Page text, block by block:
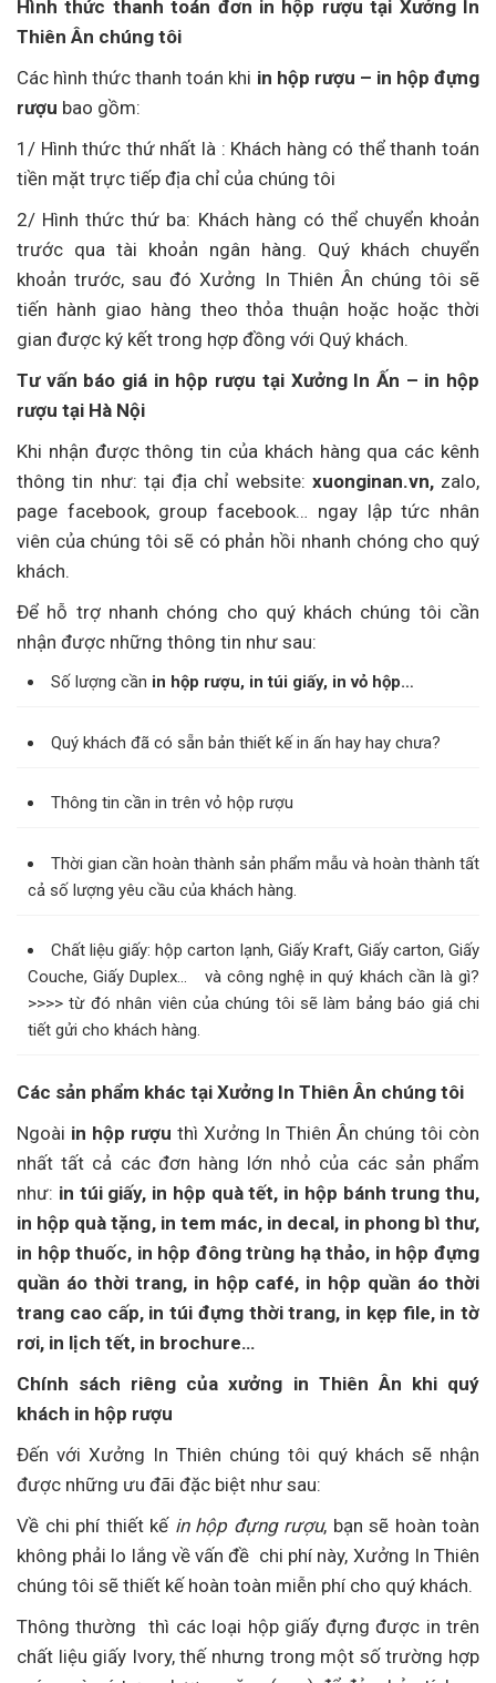
Hình thức thanh toán đơn in hộp rượu tại Xưởng In
Thiên Ân chúng tôi
Các hình thức thanh toán khi in hộp rượu – in hộp đựng
rượu bao gồm:
1/ Hình thức thứ nhất là : Khách hàng có thể thanh toán
tiền mặt trực tiếp địa chỉ của chúng tôi
2/ Hình thức thứ ba: Khách hàng có thể chuyển khoản
trước qua tài khoản ngân hàng. Quý khách chuyển
khoản trước, sau đó Xưởng In Thiên Ân chúng tôi sẽ
tiến hành giao hàng theo thỏa thuận hoặc hoặc thời
gian được ký kết trong hợp đồng với Quý khách.
Tư vấn báo giá in hộp rượu tại Xưởng In Ấn – in hộp
rượu tại Hà Nội
Khi nhận được thông tin của khách hàng qua các kênh
thông tin như: tại địa chỉ website: xuonginan.vn, zalo,
page facebook, group facebook… ngay lập tức nhân
viên của chúng tôi sẽ có phản hồi nhanh chóng cho quý
khách.
Để hỗ trợ nhanh chóng cho quý khách chúng tôi cần
nhận được những thông tin như sau:
Số lượng cần in hộp rượu, in túi giấy, in vỏ hộp…
Quý khách đã có sẵn bản thiết kế in ấn hay hay chưa?
Thông tin cần in trên vỏ hộp rượu
Thời gian cần hoàn thành sản phẩm mẫu và hoàn thành tất
cả số lượng yêu cầu của khách hàng.
Chất liệu giấy: hộp carton lạnh, Giấy Kraft, Giấy carton, Giấy
Couche, Giấy Duplex… và công nghệ in quý khách cần là gì?
>>>> từ đó nhân viên của chúng tôi sẽ làm bảng báo giá chi
tiết gửi cho khách hàng.
Các sản phẩm khác tại Xưởng In Thiên Ân chúng tôi
Ngoài in hộp rượu thì Xưởng In Thiên Ân chúng tôi còn
nhất tất cả các đơn hàng lớn nhỏ của các sản phẩm
như: in túi giấy, in hộp quà tết, in hộp bánh trung thu,
in hộp quà tặng, in tem mác, in decal, in phong bì thư,
in hộp thuốc, in hộp đông trùng hạ thảo, in hộp đựng
quần áo thời trang, in hộp café, in hộp quần áo thời
trang cao cấp, in túi đựng thời trang, in kẹp file, in tờ
rơi, in lịch tết, in brochure…
Chính sách riêng của xưởng in Thiên Ân khi quý
khách in hộp rượu
Đến với Xưởng In Thiên chúng tôi quý khách sẽ nhận
được những ưu đãi đặc biệt như sau:
Về chi phí thiết kế in hộp đựng rượu, bạn sẽ hoàn toàn
không phải lo lắng về vấn đề chi phí này, Xưởng In Thiên
chúng tôi sẽ thiết kế hoàn toàn miễn phí cho quý khách.
Thông thường thì các loại hộp giấy đựng được in trên
chất liệu giấy Ivory, thế nhưng trong một số trường hợp